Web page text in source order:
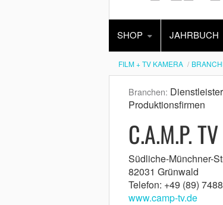
SHOP JAHRBUCH
FILM + TV KAMERA
Branchen:
Produktionsfirmen
C.A.M.P.
Südliche-Münchner-
82031 Grünwald
Telefon: +49 (89)
www.camp-tv.de